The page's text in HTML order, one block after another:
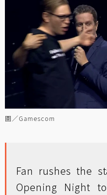
圖／Gamescom
Fan rushes the
Opening Night